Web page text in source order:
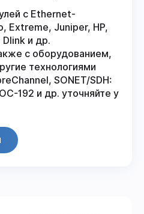
с Ethernet-
Extreme, Juniper, HP,
Dlink и др.
с оборудованием,
технологиями
SONET/SDH:
192 и др. уточняйте у